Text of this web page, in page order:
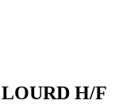
H/F